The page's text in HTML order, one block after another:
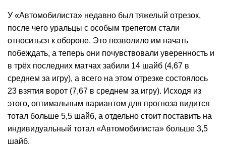
У «Автомобилиста» недавно был тяжелый отрезок,
после чего уральцы с особым трепетом стали
относиться к обороне. Это позволило им начать
побеждать, а теперь они почувствовали уверенность и
в трёх последних матчах забили 14 шайб (4,67 в
среднем за игру), а всего на этом отрезке состоялось
23 взятия ворот (7,67 в среднем за игру). Исходя из
этого, оптимальным вариантом для прогноза видится
тотал больше 5,5 шайб, а отдельно стоит поставить на
индивидуальный тотал «Автомобилиста» больше 3,5
шайб.